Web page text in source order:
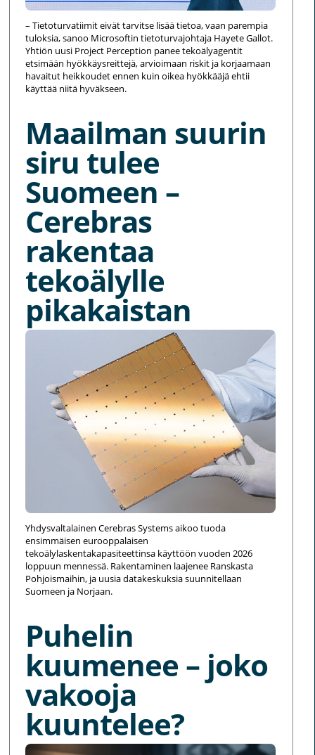
– Tietoturvatiimit eivät tarvitse lisää tietoa, vaan parempia
tuloksia, sanoo Microsoftin tietoturvajohtaja Hayete Gallot.
Yhtiön uusi Project Perception panee tekoälyagentit
etsimään hyökkäysreittejä, arvioimaan riskit ja korjaamaan
havaitut heikkoudet ennen kuin oikea hyökkääjä ehtii
käyttää niitä hyväkseen.
Maailman suurin
siru tulee
Suomeen –
Cerebras
rakentaa
tekoälylle
pikakaistan
Yhdysvaltalainen Cerebras Systems aikoo tuoda
ensimmäisen eurooppalaisen
tekoälylaskentakapasiteettinsa käyttöön vuoden 2026
loppuun mennessä. Rakentaminen laajenee Ranskasta
Pohjoismaihin, ja uusia datakeskuksia suunnitellaan
Suomeen ja Norjaan.
Puhelin
kuumenee – joko
vakooja
kuuntelee?